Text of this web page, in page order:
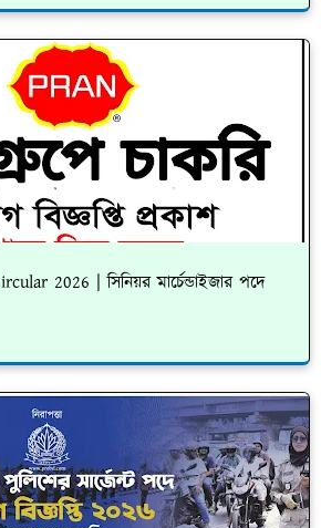
2026 | সিনিয়র মার্চেন্ডাইজার পদে